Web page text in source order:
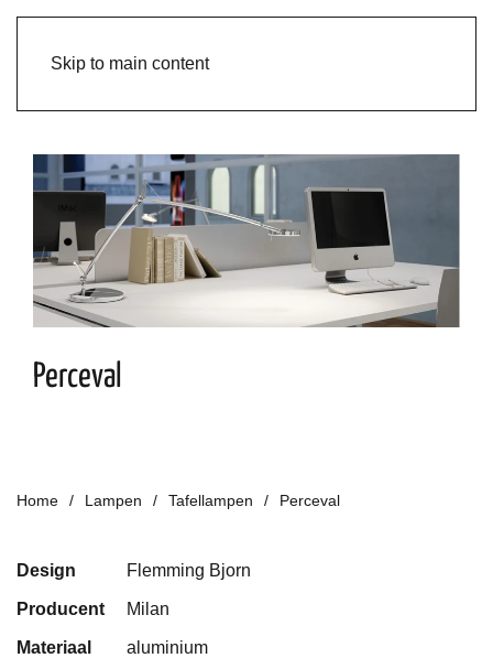
Skip to main content
Perceval
Home Lampen Tafellampen Perceval
Design Flemming Bjorn
Producent Milan
Materiaal aluminium